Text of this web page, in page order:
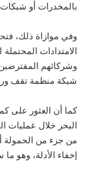
بالمخدرات أو شبكات
وفي موازاة ذلك،
الامتدادات
وشركائهم
شبكة منظمة تقف
كما أن العثور على
البحر خلال عمليات
من جزء من الحمولة
إخفاء الأدلة، وهو